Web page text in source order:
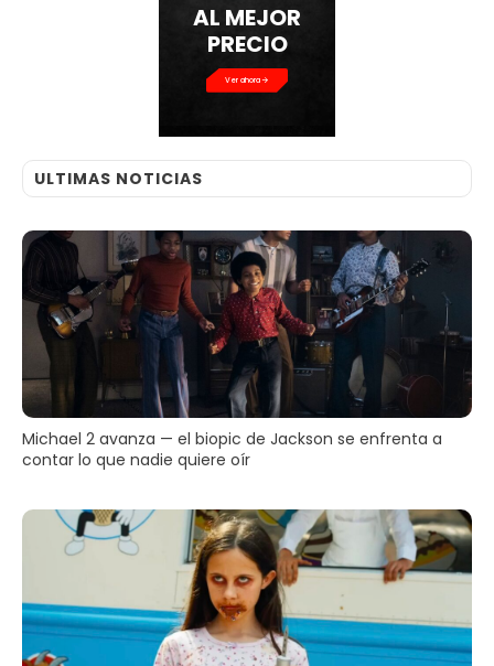
AL MEJOR
PRECIO
Ver ahora
ULTIMAS NOTICIAS
Michael 2 avanza — el biopic de Jackson se enfrenta a
contar lo que nadie quiere oír